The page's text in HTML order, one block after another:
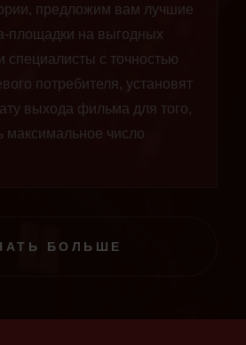
предложим вам лучшие
площадки на выгодных
специалисты с точностью
потребителя, установят
выхода фильма для того,
максимальное число
БОЛЬШЕ